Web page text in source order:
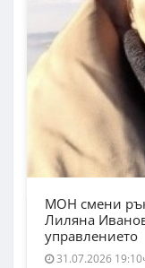
МОН смени
Лиляна
управлението
31.07.2026